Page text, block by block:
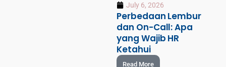
July 6, 2026
Perbedaan Lembur
dan On-Call: Apa
yang Wajib HR
Ketahui
Read More